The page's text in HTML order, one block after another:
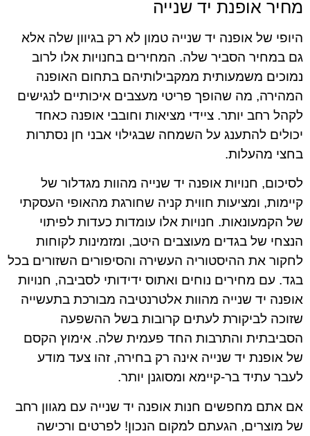
מחיר אופנת יד שנייה
היופי של אופנה יד שנייה טמון לא רק בגיוון שלה אלא
גם במחיר הסביר שלה. המחירים בחנויות אלו לרוב
נמוכים משמעותית ממקבילותיהם בתחום האופנה
המהירה, מה שהופך פריטי מעצבים איכותיים לנגישים
לקהל רחב יותר. ציידי מציאות וחובבי אופנה כאחד
יכולים להתענג על השמחה שבגילוי אבני חן נסתרות
בחצי מהעלות.
לסיכום, חנויות אופנה יד שנייה מהוות מגדלור של
קיימות, ומציעות חווית קניה שחורגת מהאופי העסקתי
של הקמעונאות. חנויות אלו עומדות כעדות לפיתוי
הנצחי של בגדים מעוצבים היטב, ומזמינות לקוחות
לחקור את ההיסטוריה העשירה והסיפורים השזורים בכל
בגד. עם מחירים נוחים ואתוס ידידותי לסביבה, חנויות
אופנה יד שנייה מהוות אלטרנטיבה מבורכת בתעשייה
שזוכה לביקורת לעתים קרובות בשל ההשפעה
הסביבתית והתרבות החד פעמית שלה. אימוץ הקסם
של אופנת יד שנייה אינה רק בחירה, זהו צעד מודע
לעבר עתיד בר-קיימא ומסוגנן יותר.
אם אתם מחפשים חנות אופנה יד שנייה עם מגוון רחב
של מוצרים, הגעתם למקום הנכון! לפרטים ורכישה